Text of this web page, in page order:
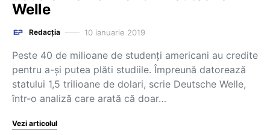
Welle
Redacția 10 ianuarie 2019
Peste 40 de milioane de studenți americani au credite
pentru a-și putea plăti studiile. Împreună datorează
statului 1,5 trilioane de dolari, scrie Deutsche Welle,
într-o analiză care arată că doar…
Vezi articolul